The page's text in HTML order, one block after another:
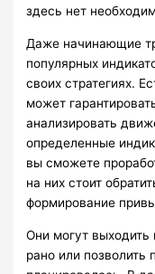
здесь нет
Даже начинающие
популярных
своих стратегиях.
может
анализировать
определенные
вы сможете
на них стоит
формирование
Они могут
рано или позволить